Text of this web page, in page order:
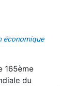
économique
165ème
du